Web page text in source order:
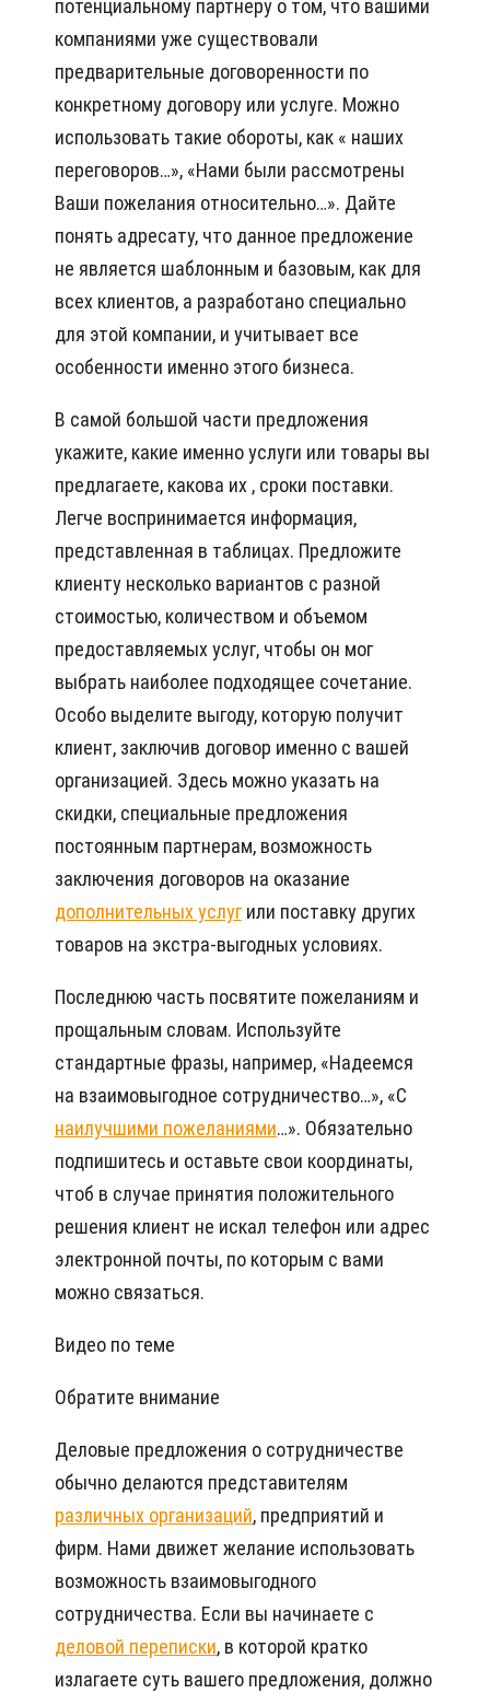
потенциальному партнеру о том, что вашими
компаниями уже существовали
предварительные договоренности по
конкретному договору или услуге. Можно
использовать такие обороты, как « наших
переговоров…», «Нами были рассмотрены
Ваши пожелания относительно…». Дайте
понять адресату, что данное предложение
не является шаблонным и базовым, как для
всех клиентов, а разработано специально
для этой компании, и учитывает все
особенности именно этого бизнеса.
В самой большой части предложения
укажите, какие именно услуги или товары вы
предлагаете, какова их , сроки поставки.
Легче воспринимается информация,
представленная в таблицах. Предложите
клиенту несколько вариантов с разной
стоимостью, количеством и объемом
предоставляемых услуг, чтобы он мог
выбрать наиболее подходящее сочетание.
Особо выделите выгоду, которую получит
клиент, заключив договор именно с вашей
организацией. Здесь можно указать на
скидки, специальные предложения
постоянным партнерам, возможность
заключения договоров на оказание
дополнительных услугили поставку других
товаров на экстра-выгодных условиях.
Последнюю часть посвятите пожеланиям и
прощальным словам. Используйте
стандартные фразы, например, «Надеемся
на взаимовыгодное сотрудничество…», «С
наилучшими пожеланиями…». Обязательно
подпишитесь и оставьте свои координаты,
чтоб в случае принятия положительного
решения клиент не искал телефон или адрес
электронной почты, по которым с вами
можно связаться.
Видео по теме
Обратите внимание
Деловые предложения о сотрудничестве
обычно делаются представителям
различных организаций, предприятий и
фирм. Нами движет желание использовать
возможность взаимовыгодного
сотрудничества. Если вы начинаете с
деловой переписки, в которой кратко
излагаете суть вашего предложения, должно